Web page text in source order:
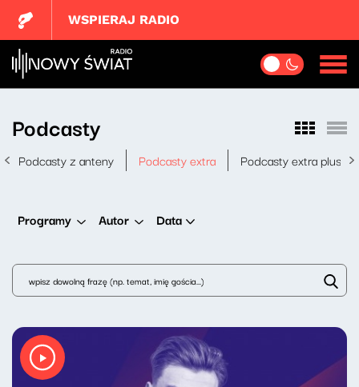
WSPIERAJ RADIO
Podcasty
Podcasty z anteny Podcasty extra Podcasty extra plus
Programy Autor Data